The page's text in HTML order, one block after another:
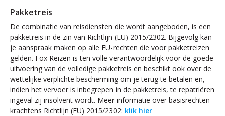
Pakketreis
De combinatie van reisdiensten die wordt aangeboden, is een
pakketreis in de zin van Richtlijn (EU) 2015/2302. Bijgevolg kan
je aanspraak maken op alle EU-rechten die voor pakketreizen
gelden. Fox Reizen is ten volle verantwoordelijk voor de goede
uitvoering van de volledige pakketreis en beschikt ook over de
wettelijke verplichte bescherming om je terug te betalen en,
indien het vervoer is inbegrepen in de pakketreis, te repatriëren
ingeval zij insolvent wordt. Meer informatie over basisrechten
krachtens Richtlijn (EU) 2015/2302: klik hier